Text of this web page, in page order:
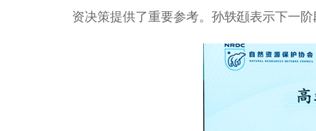
资决策提供了重要参考。孙轶颋表示下一